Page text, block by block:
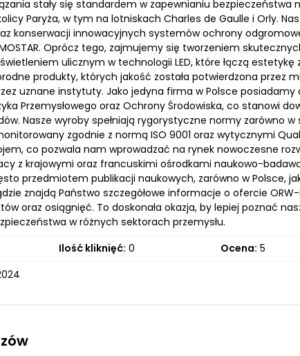
stały się standardem w zapewnianiu bezpieczeństwa
Paryża, w tym na lotniskach Charles de Gaulle i Orly.
konserwacji innowacyjnych systemów ochrony
Oprócz tego, zajmujemy się tworzeniem
ulicznym w technologii LED, które łączą
produkty, których jakość została potwierdzona przez
uznane instytuty. Jako jedyna firma w Polsce posiadamy
Przemysłowego oraz Ochrony Środowiska, co stanowi
Nasze wyroby spełniają rygorystyczne normy zarówno w
zgodnie z normą ISO 9001 oraz wytycznymi
co pozwala nam wprowadzać na rynek nowoczesne
z krajowymi oraz francuskimi ośrodkami naukowo-
przedmiotem publikacji naukowych, zarówno w Polsce,
znajdą Państwo szczegółowe informacje o ofercie
oraz osiągnięć. To doskonała okazja, by lepiej poznać
w różnych sektorach przemysłu.
Ilość kliknięć: 0 Ocena: 5